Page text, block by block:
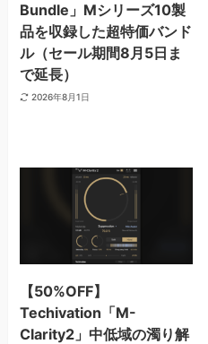
Bundle」Mシリーズ10製
品を収録した超特価バンド
ル（セール期間8月5日ま
で延長）
2026年8月1日
【50%OFF】
Techivation「M-
Clarity2」中低域の濁り解